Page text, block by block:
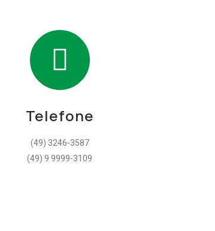
Telefone
(49) 3246-3587
(49) 9 9999-3109